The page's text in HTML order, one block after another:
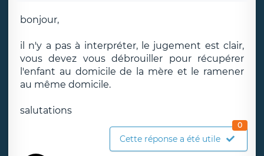
bonjour,
il n'y a pas à interpréter, le jugement est clair,
vous devez vous débrouiller pour récupérer
l'enfant au domicile de la mère et le ramener
au même domicile.
salutations
Cette réponse a été utile
0